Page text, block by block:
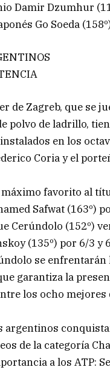
Damir Dzumhur
Go Soeda
de Zagreb, que se
polvo de ladrillo,
en los
Coria y el
máximo favorito al
Safwat (163º)
Cerúndolo (152º)
(135º) por 6/3 y
se enfrentarán
garantiza la
los ocho mejores
argentinos
de la categoría
a los ATP: